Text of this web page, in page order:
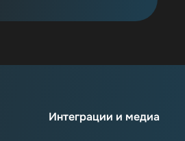
Интеграции и медиа